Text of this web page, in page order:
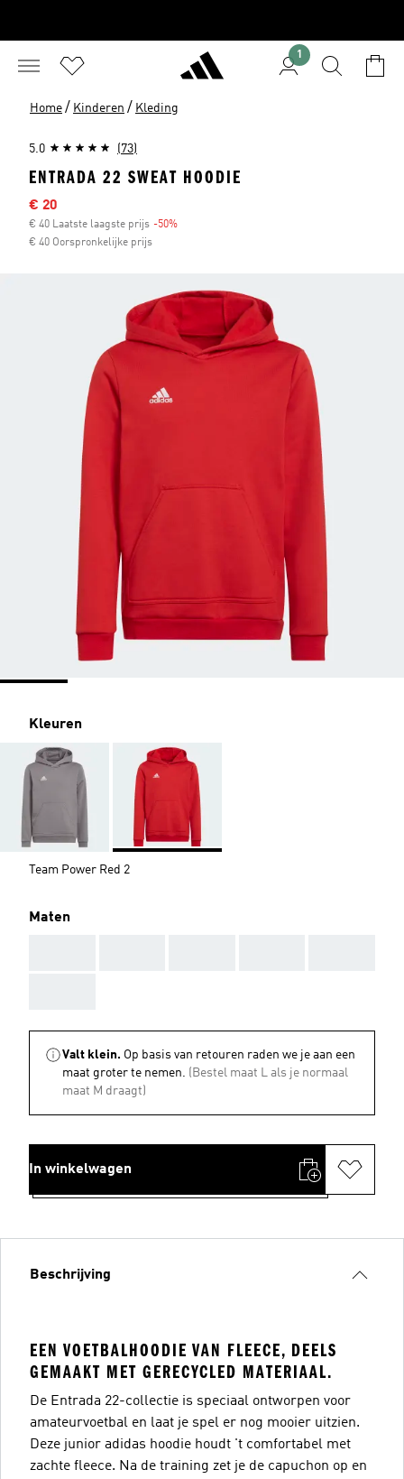
1
Home / Kinderen / Kleding
5.0 (73)
ENTRADA 22 SWEAT HOODIE
Afgeprijsde prijs
€ 20
€ 40 Laatste laagste prijs -50%
€ 40 Oorspronkelijke prijs
Kleuren
Team Power Red 2
Maten
Valt klein. Op basis van retouren raden we je aan een
maat groter te nemen. (Bestel maat L als je normaal
maat M draagt)
In winkelwagen
Beschrijving
EEN VOETBALHOODIE VAN FLEECE, DEELS
GEMAAKT MET GERECYCLED MATERIAAL.
De Entrada 22-collectie is speciaal ontworpen voor
amateurvoetbal en laat je spel er nog mooier uitzien.
Deze junior adidas hoodie houdt 't comfortabel met
zachte fleece. Na de training zet je de capuchon op en